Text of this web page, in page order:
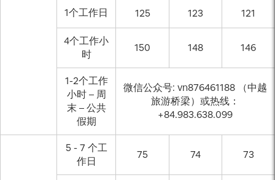
1个工作日 125 123 121
4个工作小
时
150 148 146
1-2个工作
小时 – 周
末 – 公共
假期
微信公众号: vn876461188 （中越
旅游桥梁）或热线：
+84.983.638.099
5 - 7 个工
作日
75 74 73